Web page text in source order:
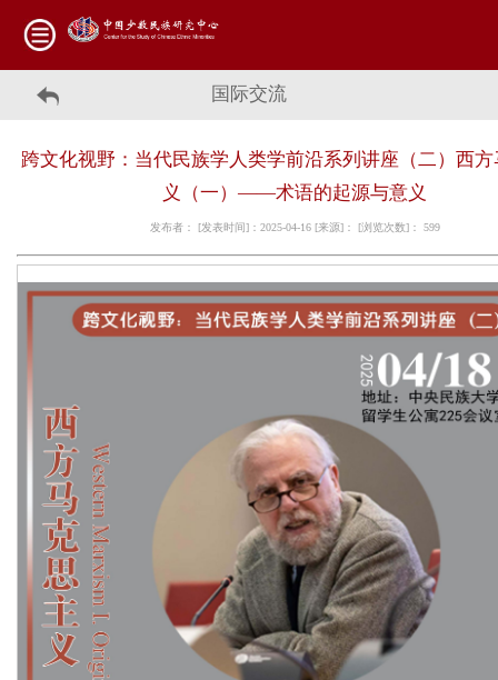
国际交流
跨文化视野：当代民族学人类学前沿系列讲座（二）西
义（一）——术语的起源与意义
发布者： [发表时间]：2025-04-16 [来源]： [浏览次数]： 599